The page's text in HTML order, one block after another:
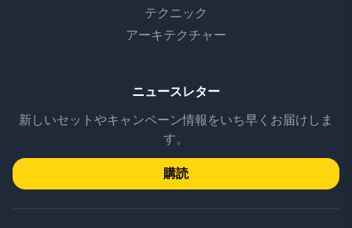
テクニック
アーキテクチャー
ニュースレター
新しいセットやキャンペーン情報をいち早くお届けしま
す。
購読